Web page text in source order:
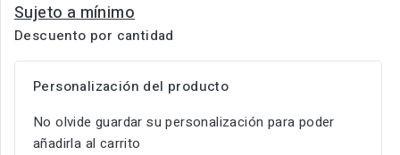
Sujeto a mínimo
Descuento por cantidad
Personalización del producto
No olvide guardar su personalización para poder
añadirla al carrito